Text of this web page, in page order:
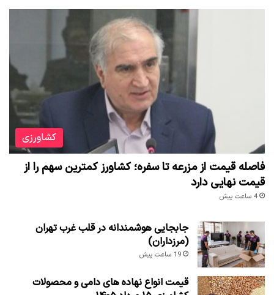
کشاورزی
فاصله قیمت از مزرعه تا سفره؛ کشاورز کمترین سهم را از
قیمت نهایی دارد
4 ساعت پیش
جابجایی هوشمندانه در قلب غرب تهران
(مرزداران)
19 ساعت پیش
قیمت انواع نهاده های دامی و محصولات